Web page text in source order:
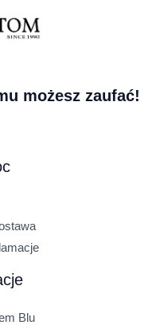
możesz zaufać!
Blu